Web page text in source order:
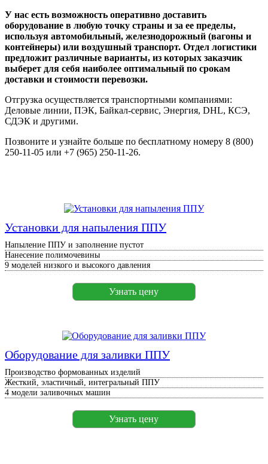
У нас есть возможность оперативно доставить
оборудование в любую точку страны и за ее пределы,
используя автомобильный, железнодорожный (вагоны и
контейнеры) или воздушный транспорт. Отдел логистики
предложит различные варианты, из которых заказчик
выберет для себя наиболее оптимальный по срокам
доставки и стоимости перевозки.
Отгрузка осуществляется транспортными компаниями:
Деловые линии, ПЭК, Байкал-сервис, Энергия, DHL, КСЭ,
СДЭК и другими.
Позвоните и узнайте больше по бесплатному номеру 8 (800)
250-11-05 или +7 (965) 250-11-26.
Установки для напыления ППУ
Напыление ППУ и заполнение пустот
Нанесение полимочевины
9 моделей низкого и высокого давления
Узнать цену
Оборудование для заливки ППУ
Производство формованных изделий
Жесткий, эластичный, интегральный ППУ
4 модели заливочных машин
Узнать цену